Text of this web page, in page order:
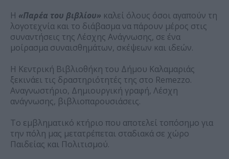
H «Παρέα του βιβλίου» καλεί όλους όσοι αγαπούν τη
λογοτεχνία και το διάβασμα να πάρουν μέρος στις
συναντήσεις της Λέσχης Ανάγνωσης, σε ένα
μοίρασμα συναισθημάτων, σκέψεων και ιδεών.
Η Κεντρική Βιβλιοθήκη του Δήμου Καλαμαριάς
ξεκινάει τις δραστηριότητές της στο Remezzo.
Αναγνωστήριο, Δημιουργική γραφή, Λέσχη
ανάγνωσης, βιβλιοπαρουσιάσεις.
Το εμβληματικό κτήριο που αποτελεί τοπόσημο για
την πόλη μας μετατρέπεται σταδιακά σε χώρο
Παιδείας και Πολιτισμού.